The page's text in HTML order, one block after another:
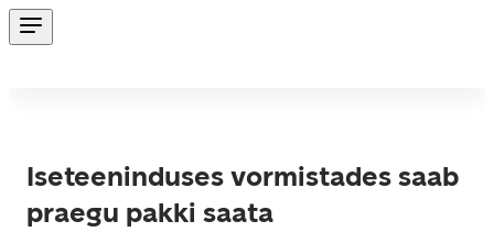
Iseteeninduses vormistades saab
praegu pakki saata